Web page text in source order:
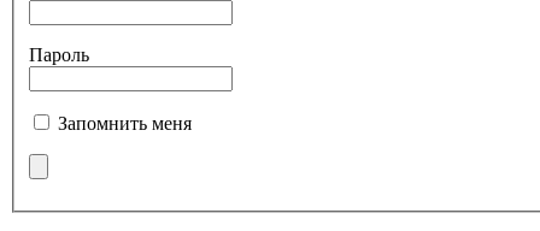
Пароль
Запомнить меня